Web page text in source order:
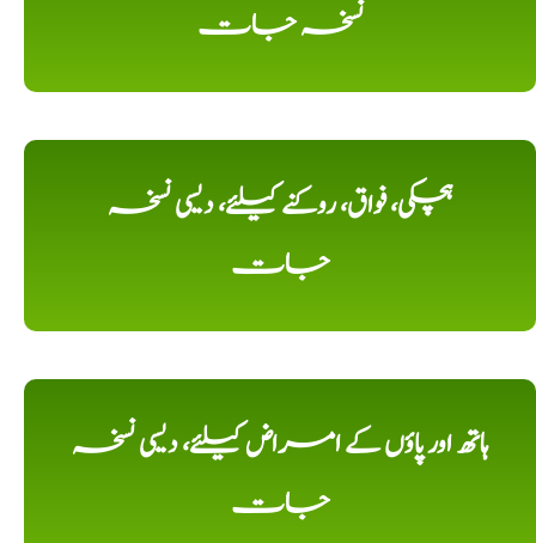
نسخہ جات
ہچکی، فواق، روکنے کیلئے، دیسی نسخہ
جات
ہاتھ اور پاؤں کے امراض کیلئے، دیسی نسخہ
جات